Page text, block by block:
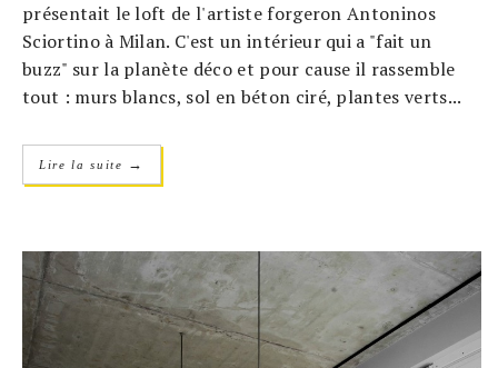
présentait le loft de l'artiste forgeron Antoninos
Sciortino à Milan. C'est un intérieur qui a "fait un
buzz" sur la planète déco et pour cause il rassemble
tout : murs blancs, sol en béton ciré, plantes verts...
Lire la suite →